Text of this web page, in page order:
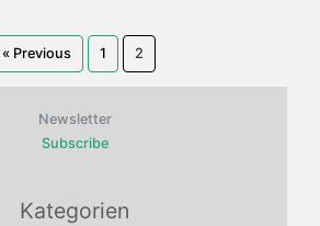
« Previous 1 2
Newsletter
Subscribe
Kategorien